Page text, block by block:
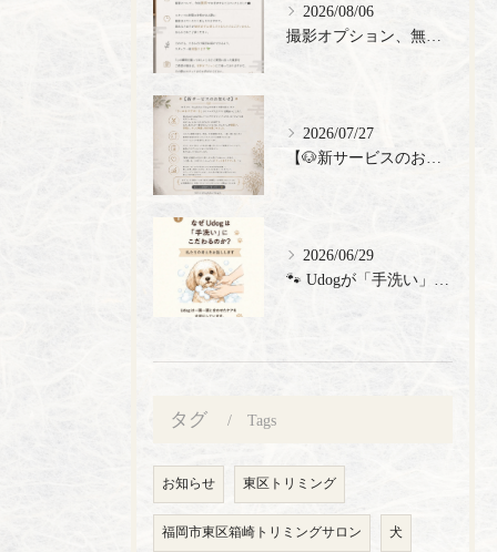
2026/08/06
2026/07/27
2026/06/29
タグ Tags
お知らせ 東区トリミング
福岡市東区箱崎トリミングサロン 犬